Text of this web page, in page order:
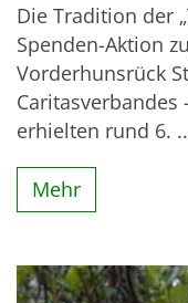
Die Tradition der
Spenden-Aktion
Vorderhunsrück
Caritasverbandes
erhielten rund 6.
Mehr